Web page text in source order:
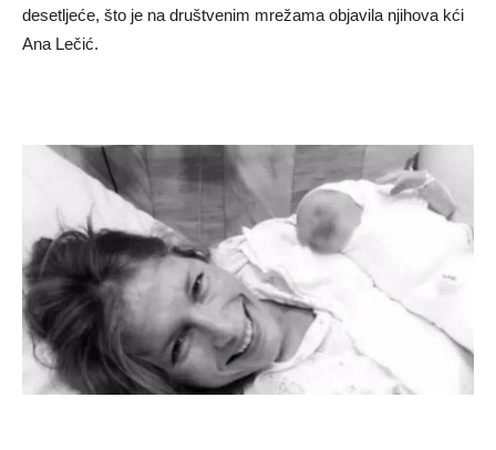
desetljeće, što je na društvenim mrežama objavila njihova kći
Ana Lečić.